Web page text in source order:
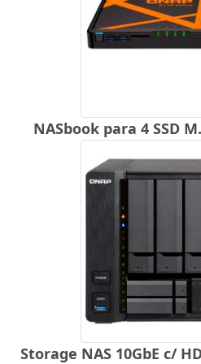
NASbook para 4 SSD
Storage NAS 10GbE c/